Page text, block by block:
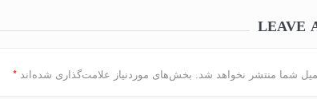
LEAVE
شما منتشر نخواهد شد. بخش‌های موردنیاز علامت‌گذاری شده‌اند *